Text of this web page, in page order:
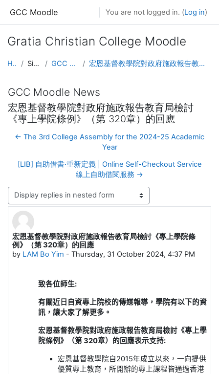
GCC Moodle You are not logged in. (Log in)
Gratia Christian College Moodle
Home Site pages GCC Moodle News 宏恩基督教學院對政府施政報告教育局檢討《專上學院條例》（第 320章）的回應
GCC Moodle News
宏恩基督教學院對政府施政報告教育局檢討
《專上學院條例》（第 320章）的回應
← The 3rd College Assembly for the 2024-25 Academic
Year
[LIB] 自助借書·重新定義 | Online Self-Checkout Service
線上自助借閱服務 →
Display mode
宏恩基督教學院對政府施政報告教育局檢討《專上學院條
例》（第 320章）的回應
by LAM Bo Yim - Thursday, 31 October 2024, 4:37 PM
Number of replies: 0
致各位師生:
有關近日自資專上院校的傳媒報導，學院有以下的資
訊，讓大家了解更多。
宏恩基督教學院對政府施政報告教育局檢討《專上學
院條例》（第320章）的回應表示支持:
宏恩基督教學院自2015年成立以來，一向提供
優質專上教育，所開辦的專上課程皆通過香港